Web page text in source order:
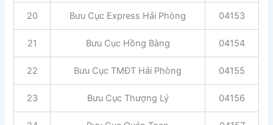
20 Bưu Cục Express Hải Phòng 04153
21 Bưu Cục Hồng Bàng 04154
22 Bưu Cục TMĐT Hải Phòng 04155
23 Bưu Cục Thượng Lý 04156